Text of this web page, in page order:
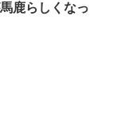
鹿らしくなっ